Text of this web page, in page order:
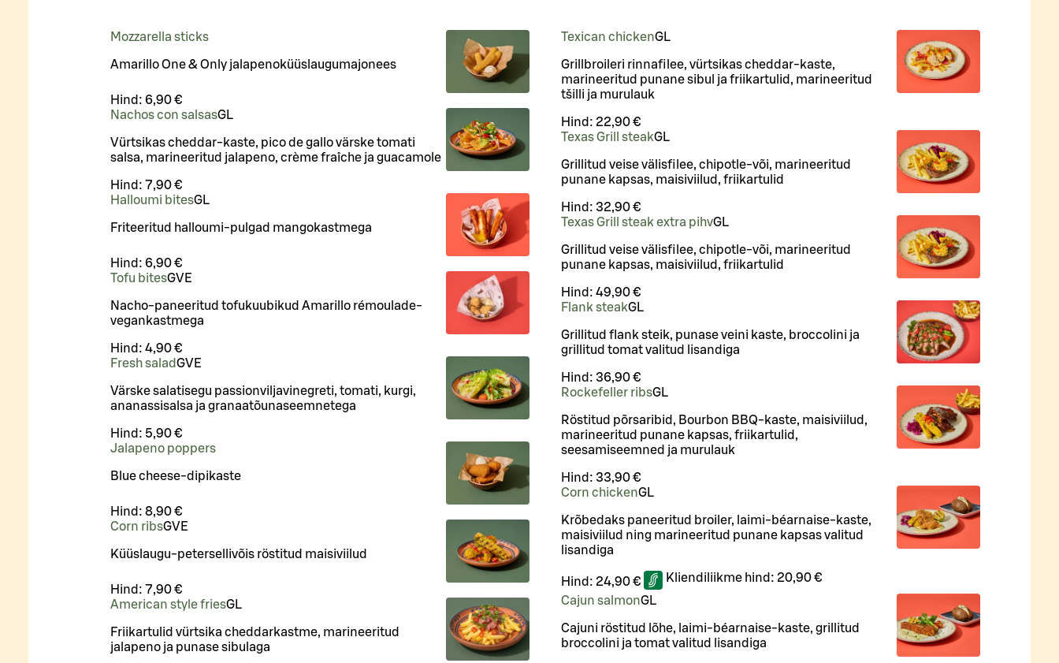
Mozzarella sticks
Amarillo One & Only jalapenoküüslaugumajonees
Hind: 6,90 €
Nachos con salsasGL
Vürtsikas cheddar-kaste, pico de gallo värske tomati
salsa, marineeritud jalapeno, crème fraîche ja guacamole
Hind: 7,90 €
Halloumi bitesGL
Friteeritud halloumi-pulgad mangokastmega
Hind: 6,90 €
Tofu bitesGVE
Nacho-paneeritud tofukuubikud Amarillo rémoulade-
vegankastmega
Hind: 4,90 €
Fresh saladGVE
Värske salatisegu passionviljavinegreti, tomati, kurgi,
ananassisalsa ja granaatõunaseemnetega
Hind: 5,90 €
Jalapeno poppers
Blue cheese-dipikaste
Hind: 8,90 €
Corn ribsGVE
Küüslaugu-petersellivõis röstitud maisiviilud
Hind: 7,90 €
American style friesGL
Friikartulid vürtsika cheddarkastme, marineeritud
jalapeno ja punase sibulaga
Texican chickenGL
Grillbroileri rinnafilee, vürtsikas cheddar-kaste,
marineeritud punane sibul ja friikartulid, marineeritud
tšilli ja murulauk
Hind: 22,90 €
Texas Grill steakGL
Grillitud veise välisfilee, chipotle-või, marineeritud
punane kapsas, maisiviilud, friikartulid
Hind: 32,90 €
Texas Grill steak extra pihvGL
Grillitud veise välisfilee, chipotle-või, marineeritud
punane kapsas, maisiviilud, friikartulid
Hind: 49,90 €
Flank steakGL
Grillitud flank steik, punase veini kaste, broccolini ja
grillitud tomat valitud lisandiga
Hind: 36,90 €
Rockefeller ribsGL
Röstitud põrsaribid, Bourbon BBQ-kaste, maisiviilud,
marineeritud punane kapsas, friikartulid,
seesamiseemned ja murulauk
Hind: 33,90 €
Corn chickenGL
Krõbedaks paneeritud broiler, laimi-béarnaise-kaste,
maisiviilud ning marineeritud punane kapsas valitud
lisandiga
Hind: 24,90 € Kliendiliikme hind: 20,90 €
Cajun salmonGL
Cajuni röstitud lõhe, laimi-béarnaise-kaste, grillitud
broccolini ja tomat valitud lisandiga